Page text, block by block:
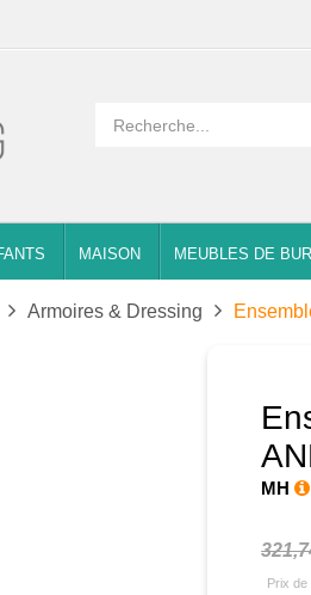
MAISON MEUBLES DE
Armoires & Dressing
MH
Prix